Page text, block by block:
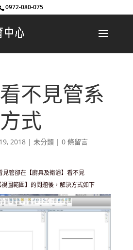
0972-080-075
不見管系
式
2018| 未分類| 0 條留言
見管卻在【廚具及衛浴】看不見
圖範圍】的問題後，解決方式如下